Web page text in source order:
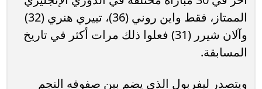
الممتاز، فقط واين روني (36)، تييري هنري (32)
وآلان شيرر (31) فعلوا ذلك مرات أكثر في تاريخ
المسابقة.
ويتصدر ليفربول الذي يضم بين صفوفه النجم